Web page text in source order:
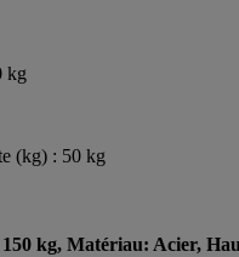
kg
(kg) : 50 kg
kg, Matériau: Acier,